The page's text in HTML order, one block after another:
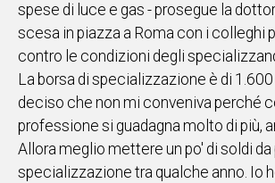
Social
spese di luce e gas - prosegue la
scesa in piazza a Roma con i colleghi
contro le condizioni degli
La borsa di specializzazione è di
deciso che non mi conveniva perché
professione si guadagna molto di più,
Allora meglio mettere un po' di soldi da
specializzazione tra qualche anno. Io